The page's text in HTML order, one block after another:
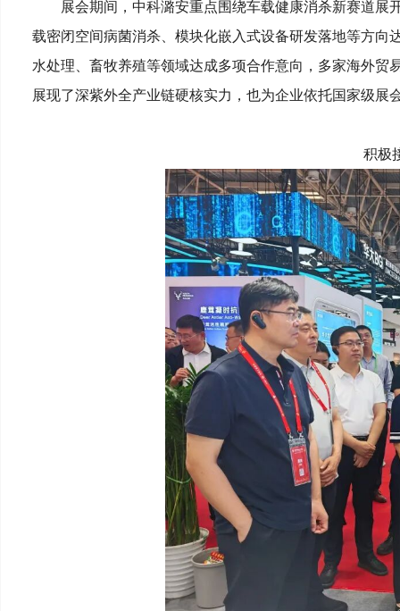
展会期间，中科潞安重点围绕车载健康消杀新赛道
载密闭空间病菌消杀、模块化嵌入式设备研发落地等方
水处理、畜牧养殖等领域达成多项合作意向，多家海外贸
展现了深紫外全产业链硬核实力，也为企业依托国家级
积极